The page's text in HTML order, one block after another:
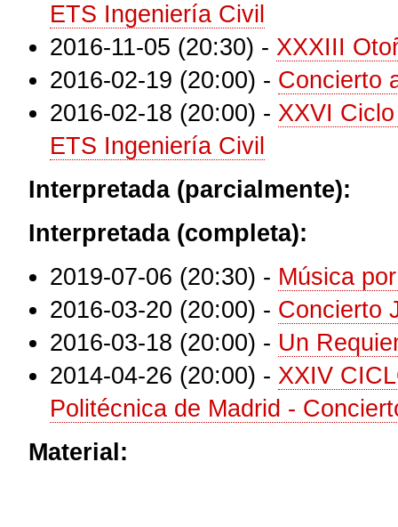
ETS Ingeniería Civil
2016-11-05 (20:30) - XXXIII
2016-02-19 (20:00) - Concierto
2016-02-18 (20:00) - XXVI
ETS Ingeniería Civil
Interpretada (parcialmente):
Interpretada (completa):
2019-07-06 (20:30) - Música
2016-03-20 (20:00) - Concierto
2016-03-18 (20:00) - Un
2014-04-26 (20:00) - XXIV
Politécnica de Madrid -
Material: